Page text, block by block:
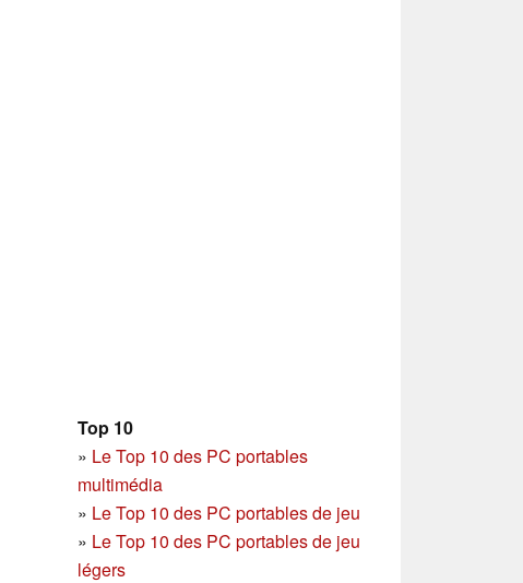
Top 10
» Le Top 10 des PC portables
multimédia
» Le Top 10 des PC portables de jeu
» Le Top 10 des PC portables de jeu
légers